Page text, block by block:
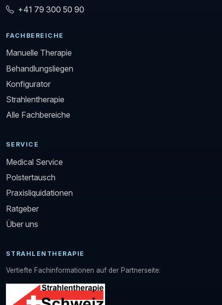
+41 79 300 50 90
FACHBEREICHE
Manuelle Therapie
Behandlungsliegen
Konfigurator
Strahlentherapie
Alle Fachbereiche
SERVICE
Medical Service
Polstertausch
Praxisliquidationen
Ratgeber
Über uns
STRAHLENTHERAPIE
Vertiefte Fachinformationen auf der Partnerseite: